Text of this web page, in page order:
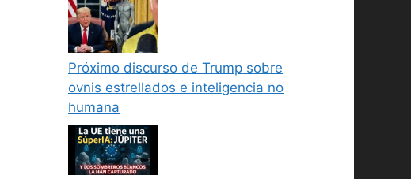
Próximo discurso de Trump sobre
ovnis estrellados e inteligencia no
humana